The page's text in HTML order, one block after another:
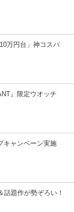
万円台」神コスパ
』限定ウオッチ
キャンペーン実施
話題作が勢ぞろい！